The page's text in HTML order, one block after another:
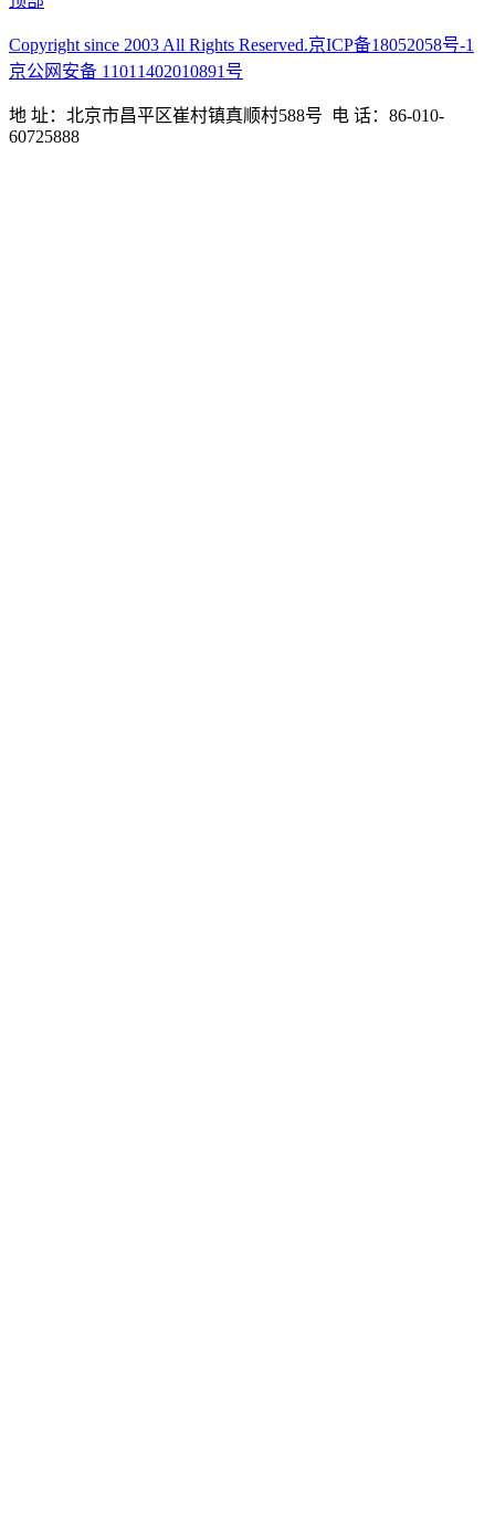
Copyright since 2003 All Rights Reserved.京ICP备18052058号-1
京公网安备 11011402010891号
地 址：北京市昌平区崔村镇真顺村588号 电 话：86-010-
60725888